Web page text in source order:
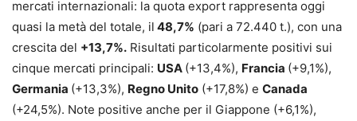
mercati internazionali: la quota export rappresenta oggi
quasi la metà del totale, il 48,7% (pari a 72.440 t.), con una
crescita del +13,7%. Risultati particolarmente positivi sui
cinque mercati principali: USA (+13,4%), Francia (+9,1%),
Germania (+13,3%), Regno Unito (+17,8%) e Canada
(+24,5%). Note positive anche per il Giappone (+6,1%),